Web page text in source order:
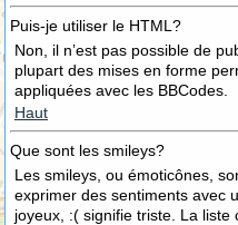
Puis-je utiliser le HTML?
Non, il n’est pas possible de
plupart des mises en forme
appliquées avec les BBCodes.
Haut
Que sont les smileys?
Les smileys, ou émoticônes,
exprimer des sentiments avec
joyeux, :( signifie triste. La